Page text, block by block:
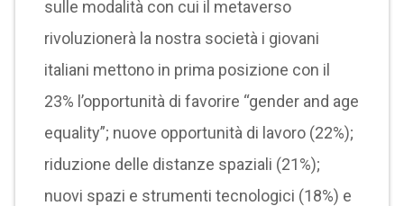
sulle modalità con cui il metaverso
rivoluzionerà la nostra società i giovani
italiani mettono in prima posizione con il
23% l’opportunità di favorire “gender and age
equality”; nuove opportunità di lavoro (22%);
riduzione delle distanze spaziali (21%);
nuovi spazi e strumenti tecnologici (18%) e